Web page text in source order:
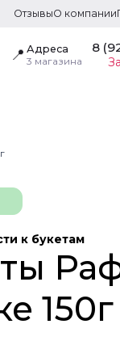
ОтзывыО компании
📍 Адреса
3 магазина
8
к букетам
150г